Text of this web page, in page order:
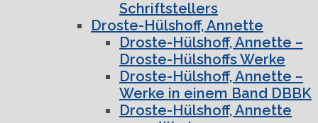
Schriftstellers
Droste-Hülshoff, Annette
Droste-Hülshoff, Annette –
Droste-Hülshoffs Werke
Droste-Hülshoff, Annette –
Werke in einem Band DBBK
Droste-Hülshoff, Annette